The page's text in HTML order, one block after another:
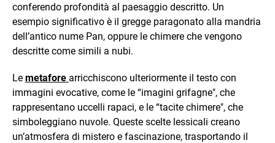
conferendo profondità al paesaggio descritto. Un
esempio significativo è il gregge paragonato alla mandria
dell’antico nume Pan, oppure le chimere che vengono
descritte come simili a nubi.
Le metafore arricchiscono ulteriormente il testo con
immagini evocative, come le “imagini grifagne", che
rappresentano uccelli rapaci, e le “tacite chimere", che
simboleggiano nuvole. Queste scelte lessicali creano
un’atmosfera di mistero e fascinazione, trasportando il